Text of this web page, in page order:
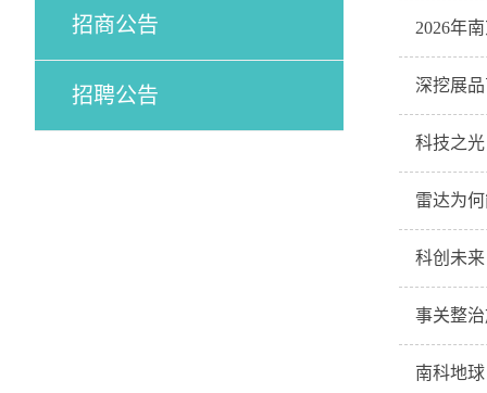
招商公告
招聘公告
2026年
深挖展
科技之
雷达为
科创未
事关整
南科地